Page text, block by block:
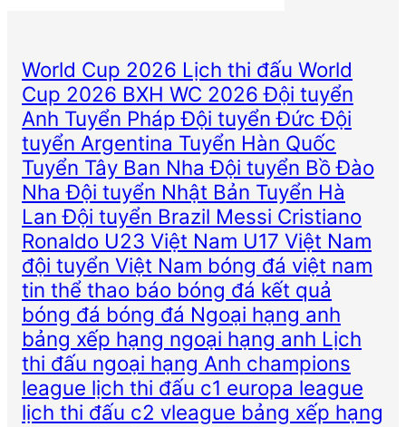
World Cup 2026 Lịch thi đấu World
Cup 2026 BXH WC 2026 Đội tuyển
Anh Tuyển Pháp Đội tuyển Đức Đội
tuyển Argentina Tuyển Hàn Quốc
Tuyển Tây Ban Nha Đội tuyển Bồ Đào
Nha Đội tuyển Nhật Bản Tuyển Hà
Lan Đội tuyển Brazil Messi Cristiano
Ronaldo U23 Việt Nam U17 Việt Nam
đội tuyển Việt Nam bóng đá việt nam
tin thể thao báo bóng đá kết quả
bóng đá bóng đá Ngoại hạng anh
bảng xếp hạng ngoại hạng anh Lịch
thi đấu ngoại hạng Anh champions
league lịch thi đấu c1 europa league
lịch thi đấu c2 vleague bảng xếp hạng